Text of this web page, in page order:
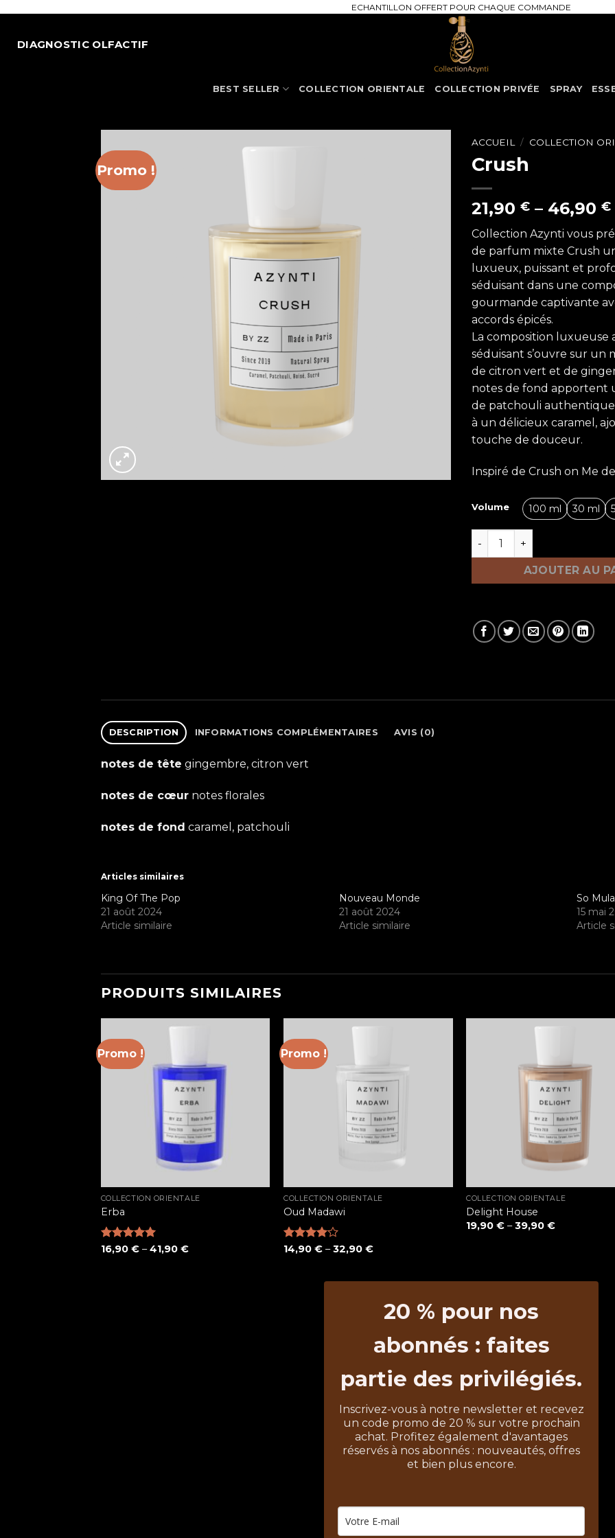
contenu
ECHANTILLON OFFERT POUR CHAQUE COMMANDE
DIAGNOSTIC OLFACTIF
BEST SELLER COLLECTION ORIENTALE COLLECTION PRIVÉE SPRAY
Promo !
ACCUEIL / COLLECTION
Crush
21,90 € – 46,90 €
Collection Azynti vous
de parfum mixte Crush
luxueux, puissant et
séduisant dans une
gourmande captivante
accords épicés.
La composition luxueuse
séduisant s’ouvre sur un
de citron vert et de
notes de fond apportent
de patchouli
à un délicieux caramel,
touche de douceur.
Inspiré de Crush on Me
Volume 100 ml 30 ml
quantité de Crush
AJOUTER AU
DESCRIPTION INFORMATIONS COMPLÉMENTAIRES AVIS (0)
notes de tête gingembre, citron vert
notes de cœur notes florales
notes de fond caramel, patchouli
Articles similaires
King Of The Pop
21 août 2024
Article similaire
Nouveau Monde
21 août 2024
Article similaire
So Mula
15 mai
Article
PRODUITS SIMILAIRES
Promo !
COLLECTION ORIENTALE
Erba
Note5.00
16,90 €–41,90 €
Promo !
COLLECTION ORIENTALE
Oud Madawi
Note
14,90€ –32,90€
COLLECTION ORIENTALE
Delight House
19,90€ –39,90€
20 % pour nos
abonnés : faites
partie des privilégiés.
Inscrivez-vous à notre newsletter et recevez
un code promo de 20 % sur votre prochain
achat. Profitez également d'avantages
réservés à nos abonnés : nouveautés, offres
et bien plus encore.